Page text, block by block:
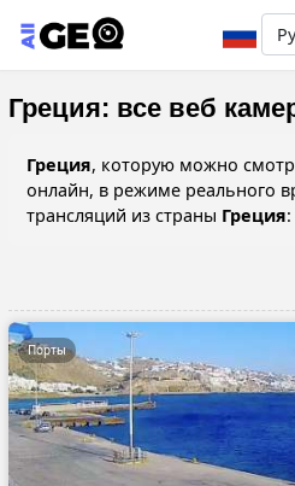
Греция: все веб
Греция, которую можно
онлайн, в режиме реального
трансляций из страны Греция:
Порты